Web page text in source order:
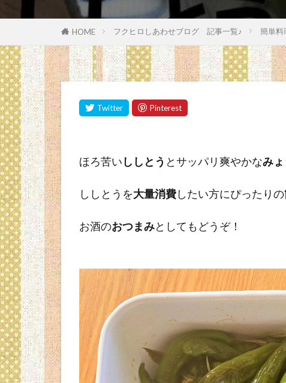
HOME フクヒロしあわせブログ 記事一覧♪ 簡単料
ほろ苦い ししとう とサッパリ爽やかなみ
ししとうを大量消費したい方にぴったりの
お酒のおつまみとしてもどうぞ！